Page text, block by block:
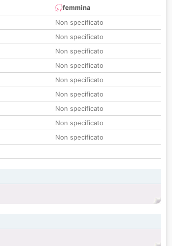
femmina
Non specificato
Non specificato
Non specificato
Non specificato
Non specificato
Non specificato
Non specificato
Non specificato
Non specificato